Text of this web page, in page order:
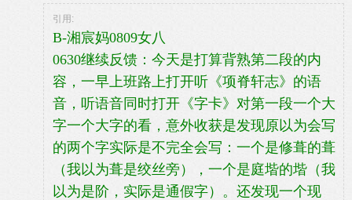
引用:
B-湘宸妈0809女八
0630继续反馈：今天是打算背熟第二段的内
容，一早上班路上打开听《项脊轩志》的语
音，听语音同时打开《字卡》对第一段一个大
字一个大字的看，意外收获是发现原以为会写
的两个字实际是不完全会写：一个是修葺的葺
（我以为葺是绞丝旁），一个是庭堦的堦（我
以为是阶，实际是通假字）。还发现一个现